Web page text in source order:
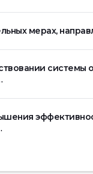
мерах,
системы